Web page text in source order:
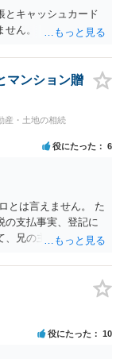
とキャッシュカード
ん。
マンション贈
産・土地の相続
役にたった 6
とは言えません。 た
の支払事実、登記に
、兄の主張は通らな
がベターのような気
役にたった 10